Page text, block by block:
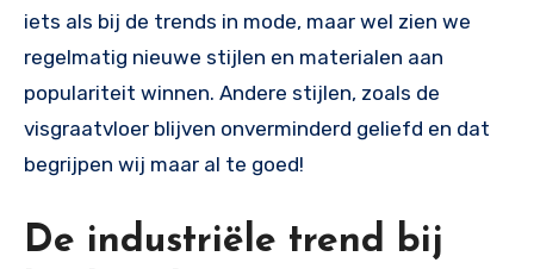
iets als bij de trends in mode, maar wel zien we
regelmatig nieuwe stijlen en materialen aan
populariteit winnen. Andere stijlen, zoals de
visgraatvloer blijven onverminderd geliefd en dat
begrijpen wij maar al te goed!
De industriële trend bij